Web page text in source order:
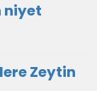
niyet
Zeytin